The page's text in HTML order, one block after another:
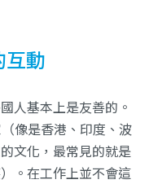
互動
人基本上是友善的。
像是香港、印度、波
文化，最常見的就是
。在工作上並不會這